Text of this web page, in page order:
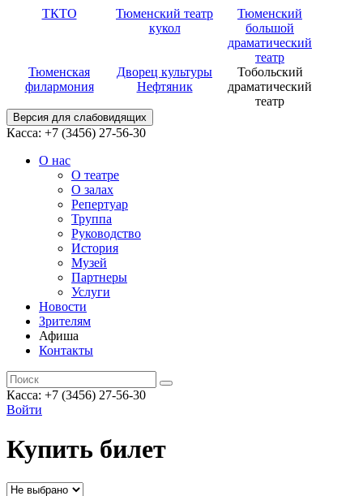
ТКТО
Тюменский театр
кукол
Тюменский
большой
драматический
театр
Тюменская
филармония
Дворец культуры
Нефтяник
Тобольский
драматический
театр
Версия для слабовидящих
Касса: +7 (3456) 27-56-30
О нас
О театре
О залах
Репертуар
Труппа
Руководство
История
Музей
Партнеры
Услуги
Новости
Зрителям
Афиша
Контакты
Касса: +7 (3456) 27-56-30
Войти
Купить билет